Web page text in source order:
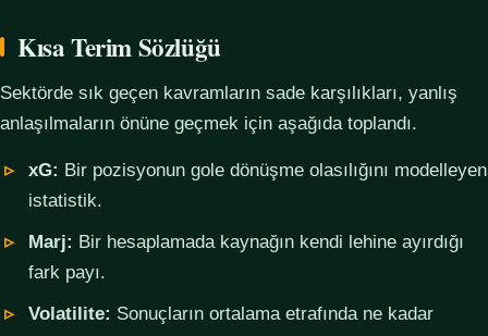
Kısa Terim Sözlüğü
Sektörde sık geçen kavramların sade karşılıkları, yanlış
anlaşılmaların önüne geçmek için aşağıda toplandı.
xG: Bir pozisyonun gole dönüşme olasılığını modelleyen
istatistik.
Marj: Bir hesaplamada kaynağın kendi lehine ayırdığı
fark payı.
Volatilite: Sonuçların ortalama etrafında ne kadar